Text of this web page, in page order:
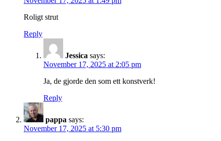
Roligt strut
Reply
Jessica says:
November 17, 2025 at 2:05 pm
Ja, de gjorde den som ett konstverk!
Reply
pappa says:
November 17, 2025 at 5:30 pm